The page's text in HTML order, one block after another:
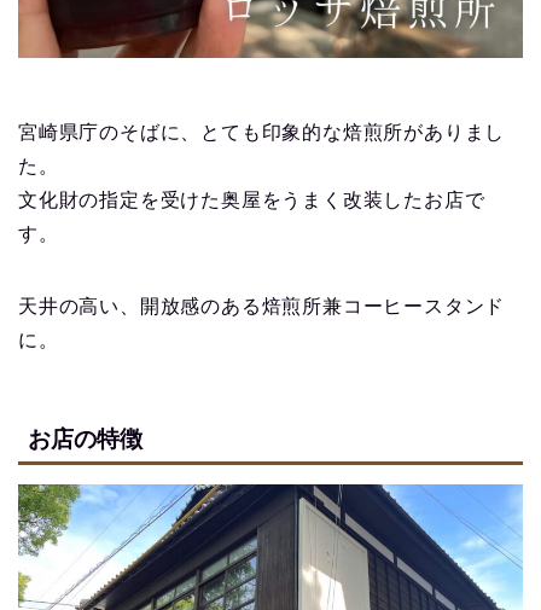
宮崎県庁のそばに、とても印象的な焙煎所がありまし
た。
文化財の指定を受けた奥屋をうまく改装したお店で
す。
天井の高い、開放感のある焙煎所兼コーヒースタンド
に。
お店の特徴